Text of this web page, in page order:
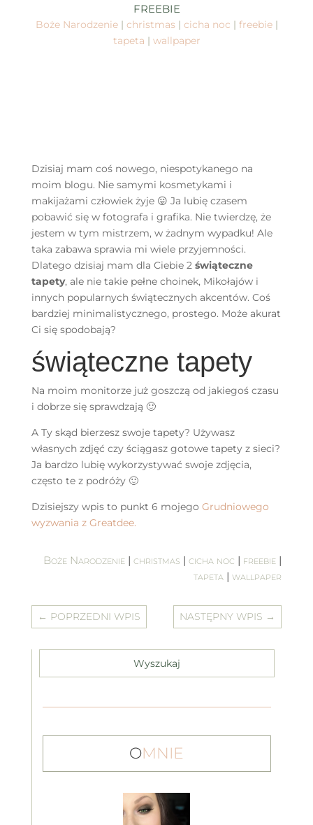
FREEBIE
Boże Narodzenie| christmas| cicha noc | freebie|
tapeta | wallpaper
Dzisiaj mam coś nowego, niespotykanego na
moim blogu. Nie samymi kosmetykami i
makijażami człowiek żyje 😛 Ja lubię czasem
pobawić się w fotografa i grafika. Nie twierdzę, że
jestem w tym mistrzem, w żadnym wypadku! Ale
taka zabawa sprawia mi wiele przyjemności.
Dlatego dzisiaj mam dla Ciebie 2 świąteczne
tapety, ale nie takie pełne choinek, Mikołajów i
innych popularnych świątecznych akcentów. Coś
bardziej minimalistycznego, prostego. Może akurat
Ci się spodobają?
świąteczne tapety
Na moim monitorze już goszczą od jakiegoś czasu
i dobrze się sprawdzają 🙂
A Ty skąd bierzesz swoje tapety? Używasz
własnych zdjęć czy ściągasz gotowe tapety z sieci?
Ja bardzo lubię wykorzystywać swoje zdjęcia,
często te z podróży 🙂
Dzisiejszy wpis to punkt 6 mojego Grudniowego
wyzwania z Greatdee.
Boże Narodzenie |christmas |cicha noc | freebie |
tapeta |wallpaper
← POPRZEDNI WPIS NASTĘPNY WPIS →
OMNIE